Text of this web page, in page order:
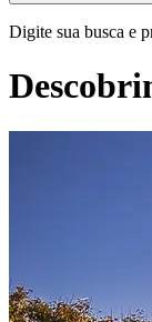
Digite sua busca e